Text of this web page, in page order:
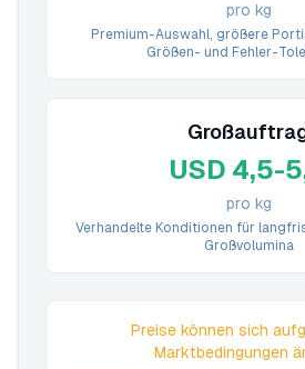
pro kg
Premium-Auswahl, größere
Größen- und Fehler-
USD 4,5-
pro kg
Verhandelte Konditionen für
Großvolumina
Preise können sich
Marktbedingungen